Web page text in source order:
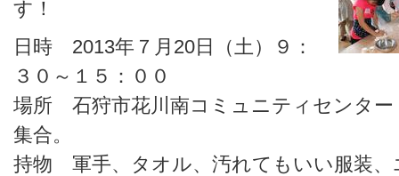
す！
日時 2013年７月20日（土）９：
３０～１５：００
場所 石狩市花川南コミュニティセンター
集合。
持物 軍手、タオル、汚れてもいい服装、